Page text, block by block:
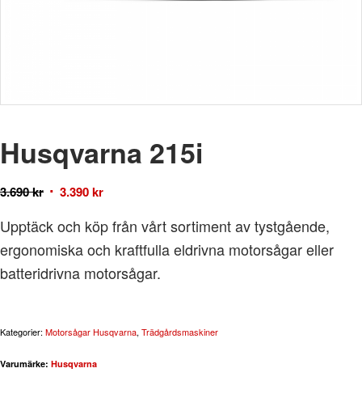
Husqvarna 215i
3.690kr 3.390kr
Upptäck och köp från vårt sortiment av tystgående,
ergonomiska och kraftfulla eldrivna motorsågar eller
batteridrivna motorsågar.
Kategorier: Motorsågar Husqvarna, Trädgårdsmaskiner
Varumärke: Husqvarna